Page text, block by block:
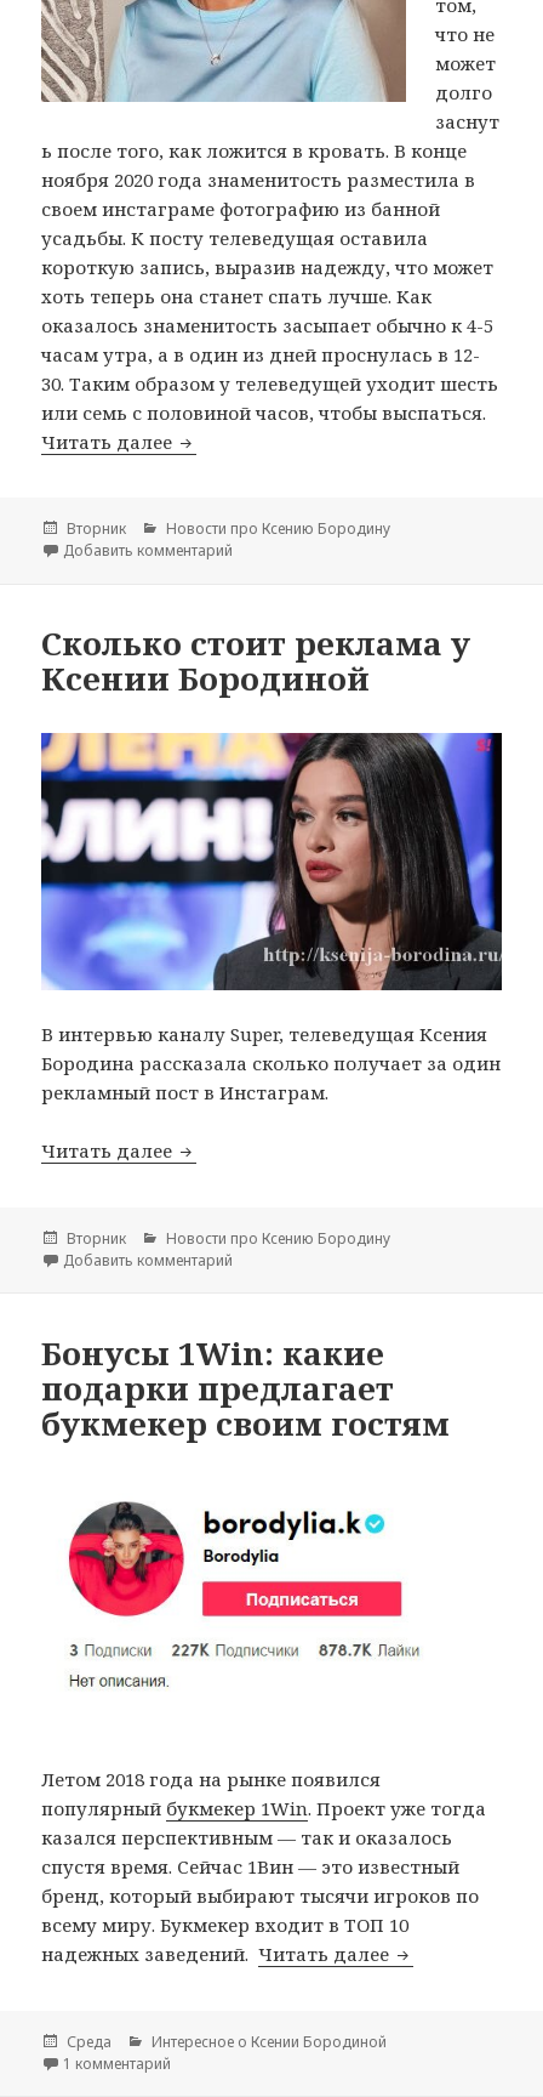
что не
может
долго
заснут
ь после того, как ложится в кровать. В конце
ноября 2020 года знаменитость разместила в
своем инстаграме фотографию из банной
усадьбы. К посту телеведущая оставила
короткую запись, выразив надежду, что может
хоть теперь она станет спать лучше. Как
оказалось знаменитость засыпает обычно к 4-5
часам утра, а в один из дней проснулась в 12-
30. Таким образом у телеведущей уходит шесть
или семь с половиной часов, чтобы выспаться.
Читать далее Ксения Бородина страдает от
Опубликовано
Вторник Рубрики
Новости про Ксению Бородину
Добавить комментарий
Сколько стоит реклама у
Ксении Бородиной
В интервью каналу Super, телеведущая Ксения
Бородина рассказала сколько получает за один
рекламный пост в Инстаграм.
Читать далее Сколько стоит реклама у Ксении
Опубликовано
Вторник Рубрики
Новости про Ксению Бородину
Добавить комментарий
Бонусы 1Win: какие
подарки предлагает
букмекер своим гостям
Летом 2018 года на рынке появился
популярный букмекер 1Win. Проект уже тогда
казался перспективным — так и оказалось
спустя время. Сейчас 1Вин — это известный
бренд, который выбирают тысячи игроков по
всему миру. Букмекер входит в ТОП 10
надежных заведений.Читать далее Ксения
Опубликовано
Среда Рубрики
Интересное о Ксении Бородиной
1 комментарий